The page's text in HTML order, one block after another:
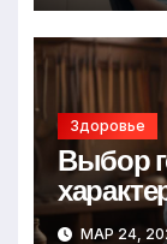
Здоровье
Выбор
МАР 24,